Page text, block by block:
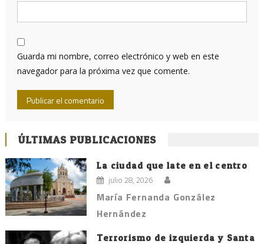
Guarda mi nombre, correo electrónico y web en este
navegador para la próxima vez que comente.
ÚLTIMAS PUBLICACIONES
La ciudad que late en el centro
julio 28, 2026
María Fernanda González
Hernández
Terrorismo de izquierda y Santa